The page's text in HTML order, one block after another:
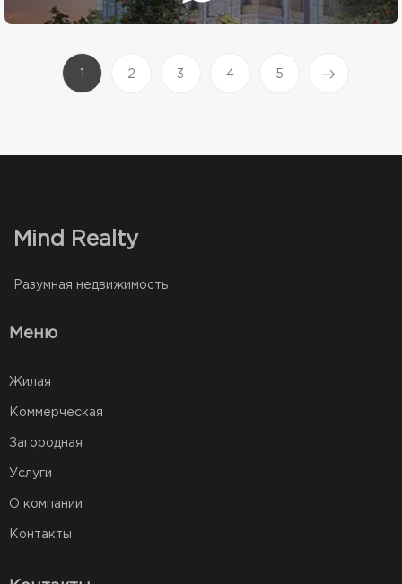
(current)
2 3 4 5
Mind Realty
Разумная недвижимость
Меню
Жилая
Коммерческая
Загородная
Услуги
О компании
Контакты